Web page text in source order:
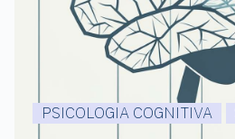
PSICOLOGIA COGNITIVA